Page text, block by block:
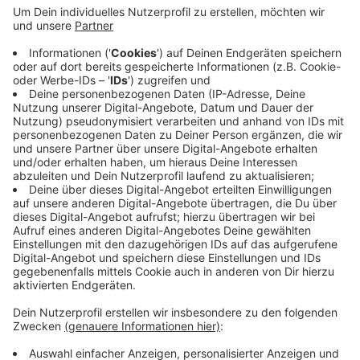
Solaranlagen zu investieren, wie von der
Bundesregierung geplant. Öffentliche Gebäude in
Wuppertal hätten schließlich auch keine
Solaranlagen, sagt Richter. Um Wohnraum zu
erhalten und neu zu bauen müssten private
Vermieter:innen genauso wie Kommunen, Länder
und Bund wirtschaftlich handeln. Das gehe mit den
vorgeschlagenen Maßnahmen nicht.
Veröffentlicht:Freitag, 25.06.2021 09:43
Anzeige
Anzeige